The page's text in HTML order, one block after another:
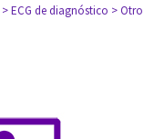
> ECG de diagnóstico >